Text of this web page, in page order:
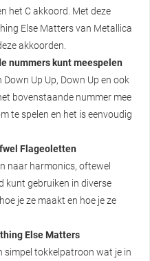
het C akkoord. Met deze
Else Matters van Metallica
akkoorden.
nummers kunt meespelen
Up Up, Down Up en ook
bovenstaande nummer mee
te spelen en het is eenvoudig
Flageoletten
naar harmonics, oftewel
kunt gebruiken in diverse
je ze maakt en hoe je ze
Else Matters
simpel tokkelpatroon wat je in